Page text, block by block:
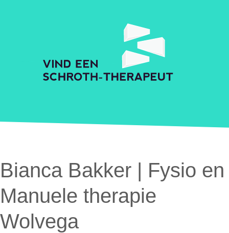
Bianca Bakker | Fysio en
Manuele therapie
Wolvega